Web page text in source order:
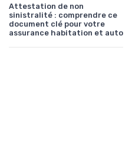
Attestation de non
sinistralité : comprendre ce
document clé pour votre
assurance habitation et auto